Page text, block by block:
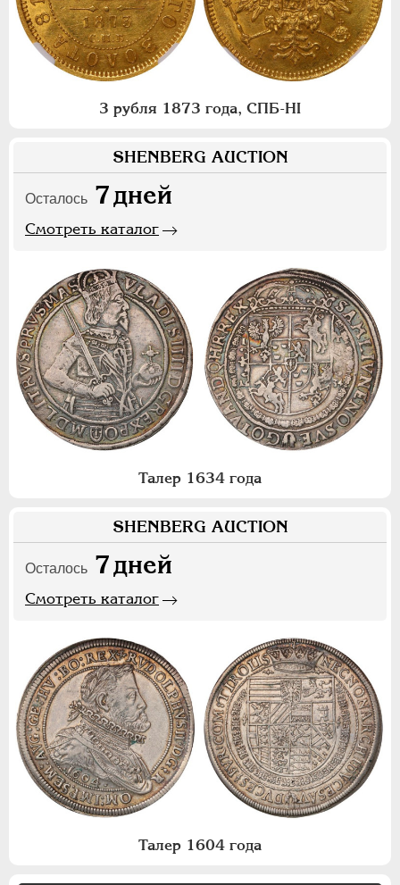
3 рубля 1873 года, СПБ-НI
SHENBERG AUCTION
Осталось 7дней
Смотреть каталог
Талер 1634 года
SHENBERG AUCTION
Осталось 7дней
Смотреть каталог
Талер 1604 года